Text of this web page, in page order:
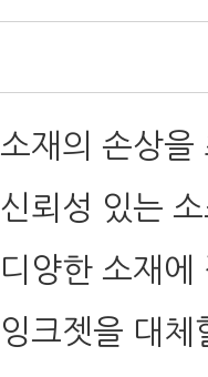
소재의 손상을
신뢰성 있는
디양한 소재에
잉크젯을 대체